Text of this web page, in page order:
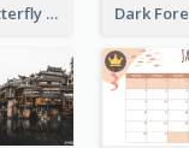
Floral And Butterfly Calendar